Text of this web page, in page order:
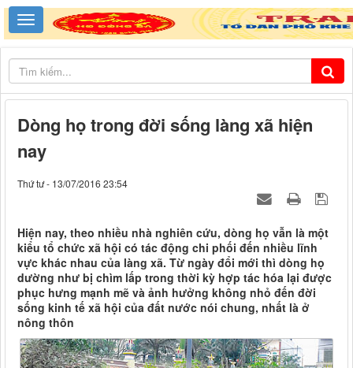
Dòng họ trong đời sống làng xã hiện
nay
Thứ tư - 13/07/2016 23:54
Hiện nay, theo nhiều nhà nghiên cứu, dòng họ vẫn là một
kiểu tổ chức xã hội có tác động chi phối đến nhiều lĩnh
vực khác nhau của làng xã. Từ ngày đổi mới thì dòng họ
dường như bị chìm lấp trong thời kỳ hợp tác hóa lại được
phục hưng mạnh mẽ và ảnh hưởng không nhỏ đến đời
sống kinh tế xã hội của đất nước nói chung, nhất là ở
nông thôn